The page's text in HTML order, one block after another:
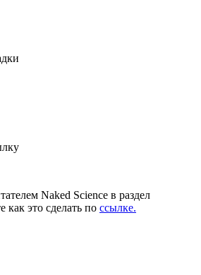
Naked Science в раздел
как это сделать по ссылке.